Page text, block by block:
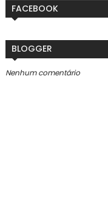
FACEBOOK
BLOGGER
Nenhum comentário